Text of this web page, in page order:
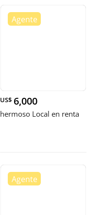
US$ 6,000
hermoso Local en renta